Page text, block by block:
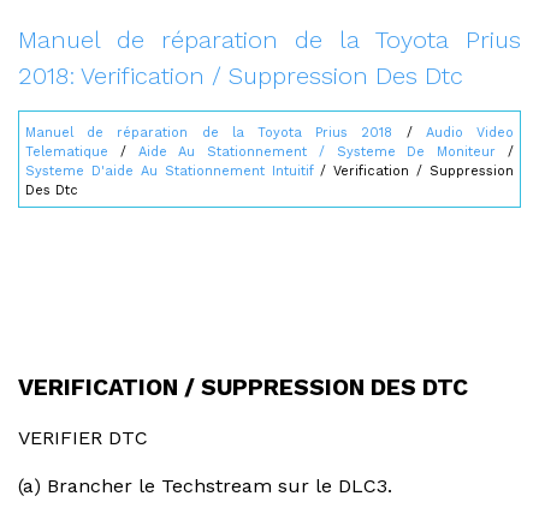
Manuel de réparation de la Toyota Prius
2018: Verification / Suppression Des Dtc
Manuel de réparation de la Toyota Prius 2018 / Audio Video
Telematique / Aide Au Stationnement / Systeme De Moniteur /
Systeme D'aide Au Stationnement Intuitif/ Verification / Suppression
Des Dtc
VERIFICATION / SUPPRESSION DES DTC
VERIFIER DTC
(a) Brancher le Techstream sur le DLC3.